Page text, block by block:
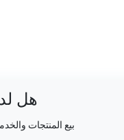
هل
بيع المنتجات